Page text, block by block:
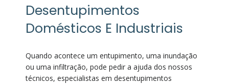
Desentupimentos
Domésticos E Industriais
Quando acontece um entupimento, uma inundação
ou uma infiltração, pode pedir a ajuda dos nossos
técnicos, especialistas em desentupimentos